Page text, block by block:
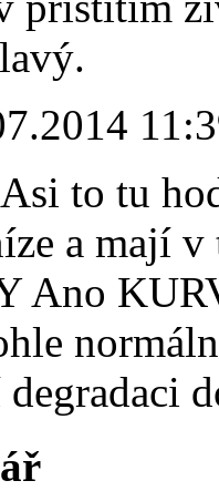
to tu
a mají
Ano